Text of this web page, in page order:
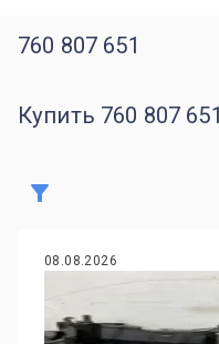
760 807 651
Купить 760 807 651
08.08.2026